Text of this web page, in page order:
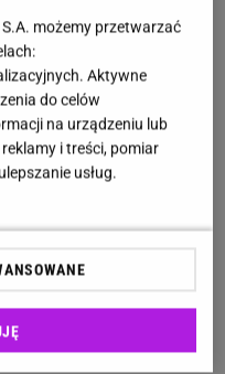
, sąNiemcy,
nie jest im obca,
nie wymaga
tym
Wśród
się między innymi
kosmetyków do
. Pracodawca
operatora linii
zgodnej z
w ofercie
możemy przetwarzać
Aktywne
do celów
na urządzeniu lub
i treści, pomiar
usług.